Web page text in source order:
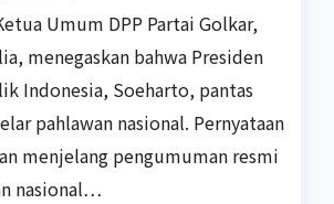
Umum DPP Partai Golkar,
menegaskan bahwa Presiden
Indonesia, Soeharto, pantas
pahlawan nasional. Pernyataan
menjelang pengumuman resmi
nasional…